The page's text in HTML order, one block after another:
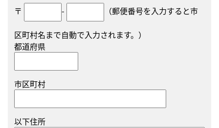
〒
- （郵便番号を入力すると市
区町村名まで自動で入力されます。）
都道府県
市区町村
以下住所